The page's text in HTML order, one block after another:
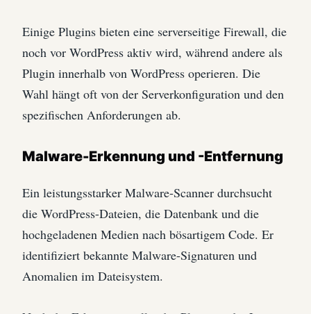
Einige Plugins bieten eine serverseitige Firewall, die
noch vor WordPress aktiv wird, während andere als
Plugin innerhalb von WordPress operieren. Die
Wahl hängt oft von der Serverkonfiguration und den
spezifischen Anforderungen ab.
Malware-Erkennung und -Entfernung
Ein leistungsstarker Malware-Scanner durchsucht
die WordPress-Dateien, die Datenbank und die
hochgeladenen Medien nach bösartigem Code. Er
identifiziert bekannte Malware-Signaturen und
Anomalien im Dateisystem.